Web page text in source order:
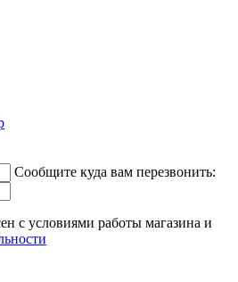
Сообщите куда вам перезвонить:
с условиями работы магазина и